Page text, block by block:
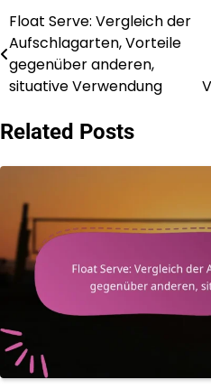
Post
navigation
Float Serve: Vergleich der
Aufschlagarten, Vorteile
gegenüber anderen,
situative Verwendung
Related Posts